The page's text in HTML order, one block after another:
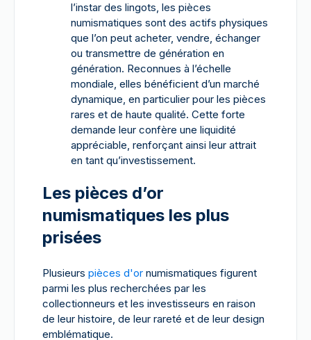
l’instar des lingots, les pièces
numismatiques sont des actifs physiques
que l’on peut acheter, vendre, échanger
ou transmettre de génération en
génération. Reconnues à l’échelle
mondiale, elles bénéficient d’un marché
dynamique, en particulier pour les pièces
rares et de haute qualité. Cette forte
demande leur confère une liquidité
appréciable, renforçant ainsi leur attrait
en tant qu’investissement.
Les pièces d’or
numismatiques les plus
prisées
Plusieurs pièces d'or numismatiques figurent
parmi les plus recherchées par les
collectionneurs et les investisseurs en raison
de leur histoire, de leur rareté et de leur design
emblématique.